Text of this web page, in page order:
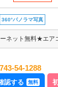
360°パノラマ写真
54-1288
認する 無料